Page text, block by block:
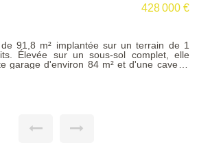
Vous recherchez un cadre de vie
campagne sans aucun voisin ni vis-à-vis
faite pour vous. D'une surface de 177 m² habitables elle
tennis complètement refait. Une vue